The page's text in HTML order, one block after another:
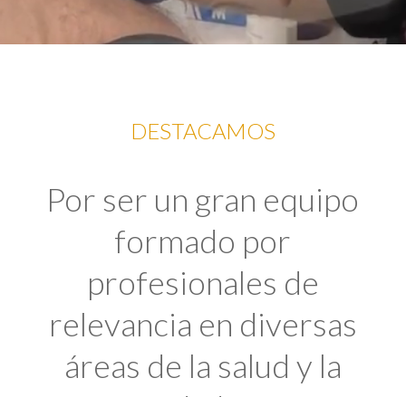
DESTACAMOS
Por ser un gran equipo
formado por
profesionales de
relevancia en diversas
áreas de la salud y la